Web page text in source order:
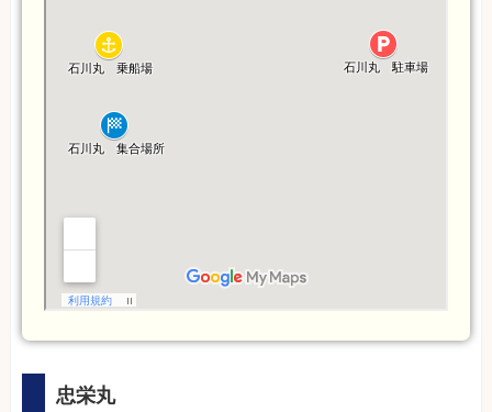
忠栄丸